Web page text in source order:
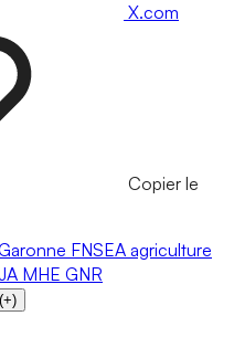
X.com
Copier le
FNSEA agriculture
MHE GNR
(+)